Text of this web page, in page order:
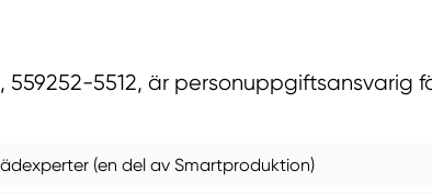
5512, är personuppgiftsansvarig
(en del av Smartproduktion)